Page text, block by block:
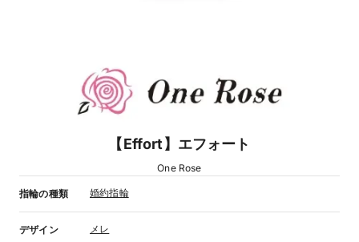
【Effort】エフォート
One Rose
指輪の種類 婚約指輪
デザイン メレ